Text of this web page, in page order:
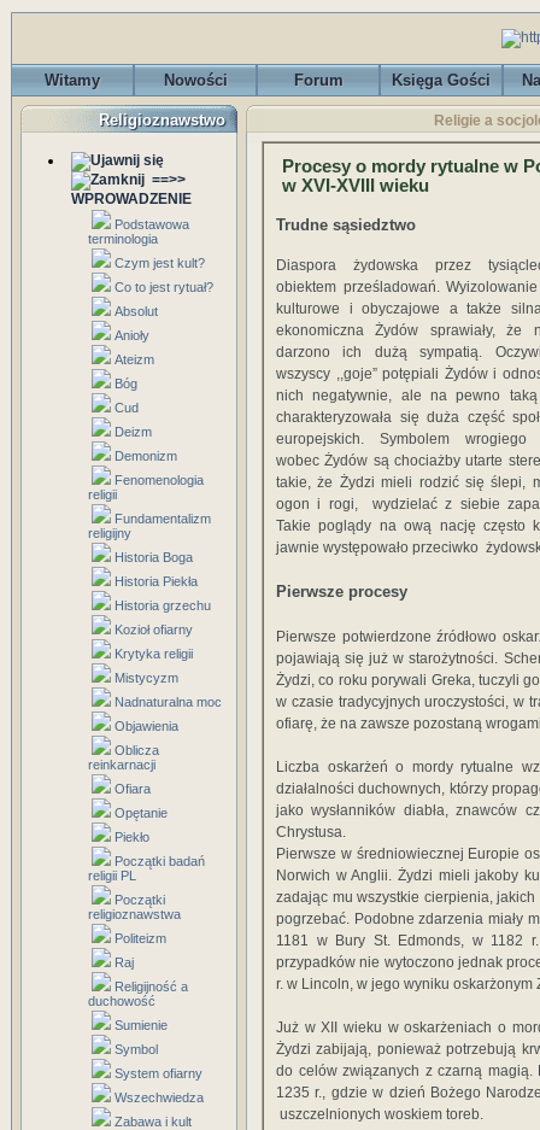
Witamy Nowości Forum Księga Gości
Religioznawstwo
==>>
WPROWADZENIE
Podstawowa
terminologia
Czym jest kult?
Co to jest rytuał?
Absolut
Anioły
Ateizm
Bóg
Cud
Deizm
Demonizm
Fenomenologia
religii
Fundamentalizm
religijny
Historia Boga
Historia Piekła
Historia grzechu
Kozioł ofiarny
Krytyka religii
Mistycyzm
Nadnaturalna moc
Objawienia
Oblicza
reinkarnacji
Ofiara
Opętanie
Piekło
Początki badań
religii PL
Początki
religioznawstwa
Politeizm
Raj
Religijność a
duchowość
Sumienie
Symbol
System ofiarny
Wszechwiedza
Zabawa i kult
Religie a
Procesy o mordy rytualne w
w XVI-XVIII wieku
Trudne sąsiedztwo
Diaspora żydowska przez
obiektem prześladowań.
kulturowe i obyczajowe a także
ekonomiczna Żydów sprawiały, że
darzono ich dużą sympatią.
wszyscy ,,goje” potępiali Żydów i
nich negatywnie, ale na pewno taką
charakteryzowała się duża część
europejskich. Symbolem wrogiego
wobec Żydów są chociażby utarte
takie, że Żydzi mieli rodzić się ślepi,
ogon i rogi, wydzielać z siebie
Takie poglądy na ową nację często
jawnie występowało przeciwko
Pierwsze procesy
Pierwsze potwierdzone źródłowo
pojawiają się już w starożytności.
Żydzi, co roku porywali Greka, tuczyli
w czasie tradycyjnych uroczystości, w
ofiarę, że na zawsze pozostaną
Liczba oskarżeń o mordy rytualne
działalności duchownych, którzy
jako wysłanników diabła, znawców
Chrystusa.
Pierwsze w średniowiecznej Europie
Norwich w Anglii. Żydzi mieli jakoby
zadając mu wszystkie cierpienia,
pogrzebać. Podobne zdarzenia miały
1181 w Bury St. Edmonds, w 1182
przypadków nie wytoczono jednak
r. w Lincoln, w jego wyniku
Już w XII wieku w oskarżeniach o
Żydzi zabijają, ponieważ potrzebują
do celów związanych z czarną magią.
1235 r., gdzie w dzień Bożego
uszczelnionych woskiem toreb.